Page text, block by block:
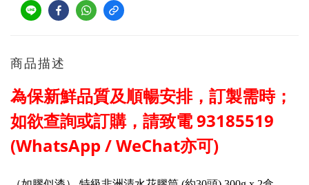
商品描述
為保新鮮品質及順暢安排，訂製需時；
如欲查詢或訂購，請致電93185519
(WhatsApp / WeChat亦可)